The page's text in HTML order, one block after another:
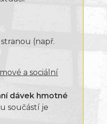
(např.
a sociální
dávek hmotné
součástí je